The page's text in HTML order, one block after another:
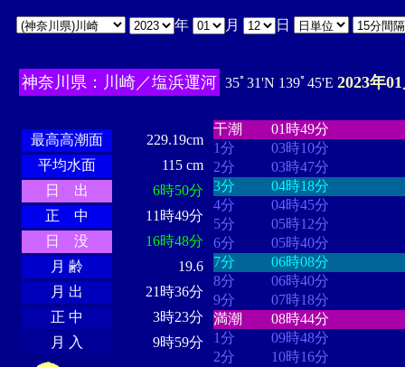
年 月 日
神奈川県：川崎／塩浜運河 35ﾟ31'N 139ﾟ45'E 2023年
最高高潮面
229.19cm
平均水面
115 cm
日 出
6時50分
正 中
11時49分
日 没
16時48分
月 齢
19.6
月 出
21時36分
正 中
3時23分
月 入
9時59分
干潮
01時49分
1分
03時10分
2分
03時47分
3分
04時18分
4分
04時45分
5分
05時12分
6分
05時40分
7分
06時08分
8分
06時40分
9分
07時18分
満潮
08時44分
1分
09時48分
2分
10時16分